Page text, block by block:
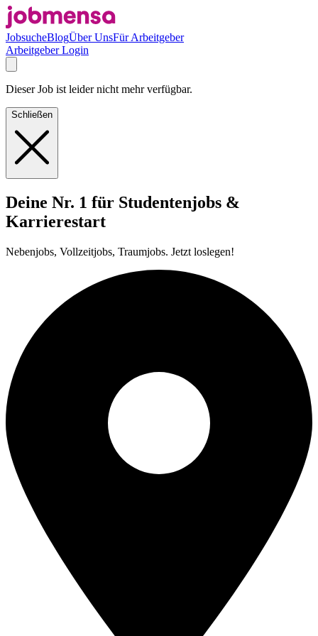
JobsucheBlogÜber UnsFür Arbeitgeber
Arbeitgeber Login
Dieser Job ist leider nicht mehr verfügbar.
Schließen
Deine Nr. 1 für Studentenjobs &
Karrierestart
Nebenjobs, Vollzeitjobs, Traumjobs. Jetzt loslegen!